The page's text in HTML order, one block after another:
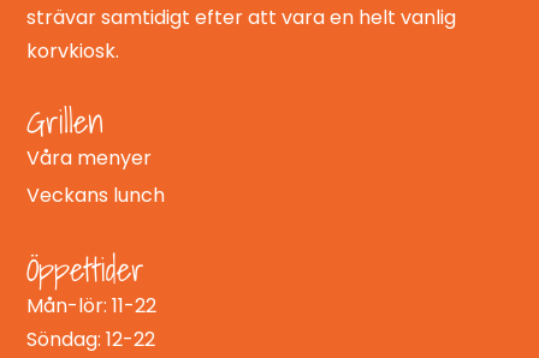
strävar samtidigt efter att vara en helt vanlig
korvkiosk.
Grillen
Våra menyer
Veckans lunch
Öppettider
Mån-lör: 11-22
Söndag: 12-22